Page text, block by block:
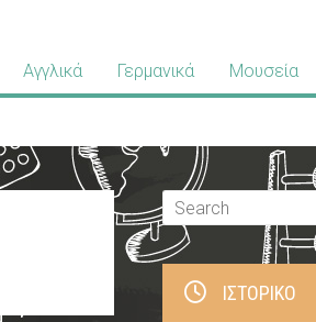
Αγγλικά Γερμανικά Μουσεία
ΙΣΤΟΡΙΚΌ